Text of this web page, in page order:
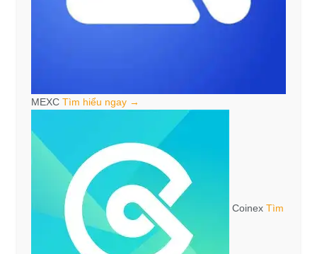
MEXC Tìm hiểu ngay →
Coinex Tìm